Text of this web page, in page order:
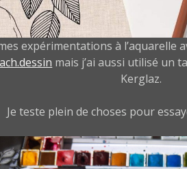
expérimentations à l’aquarelle
mais j’ai aussi utilisé un
Kerglaz.
Je teste plein de choses pour